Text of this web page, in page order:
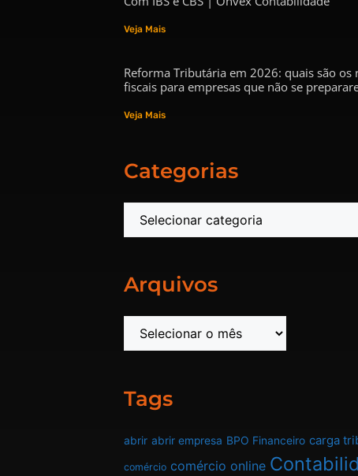
Veja Mais
Reforma Tributária em 2026: quais são os
fiscais para empresas que não se
Veja Mais
Categorias
Arquivos
Tags
abrir abrir empresa BPO Financeiro carga
comércio comércio online